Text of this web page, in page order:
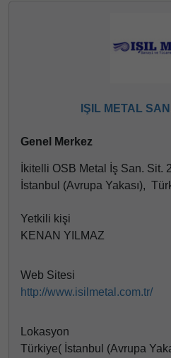
IŞIL METAL
Genel Merkez
İkitelli OSB Metal İş San. Sit.
İstanbul (Avrupa Yakası),
Yetkili kişi
KENAN YILMAZ
Web Sitesi
http://www.isilmetal.com.tr/
Lokasyon
Türkiye( İstanbul (Avrupa